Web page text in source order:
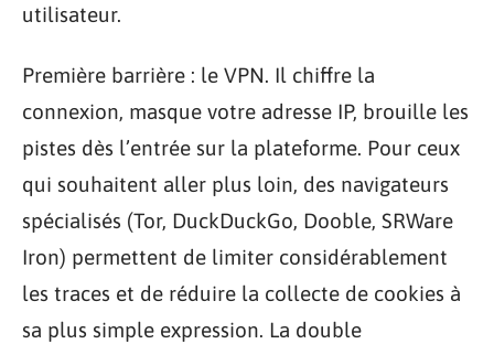
utilisateur.
Première barrière : le VPN. Il chiffre la
connexion, masque votre adresse IP, brouille les
pistes dès l’entrée sur la plateforme. Pour ceux
qui souhaitent aller plus loin, des navigateurs
spécialisés (Tor, DuckDuckGo, Dooble, SRWare
Iron) permettent de limiter considérablement
les traces et de réduire la collecte de cookies à
sa plus simple expression. La double